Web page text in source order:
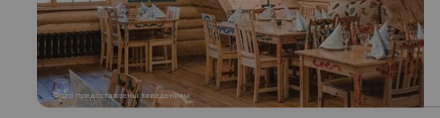
Фото предоставлены заведением